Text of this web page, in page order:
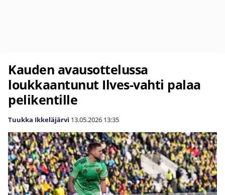
Kauden avausottelussa
loukkaantunut Ilves-vahti palaa
pelikentille
Tuukka Ikkeläjärvi 13.05.2026 13:35